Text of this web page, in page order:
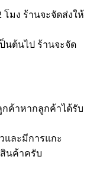
มง ร้านจะจัดส่งให้
ป็นต้นไป ร้านจะจัด
ค้าหากลูกค้าได้รับ
และมีการแกะ
นค้าครับ